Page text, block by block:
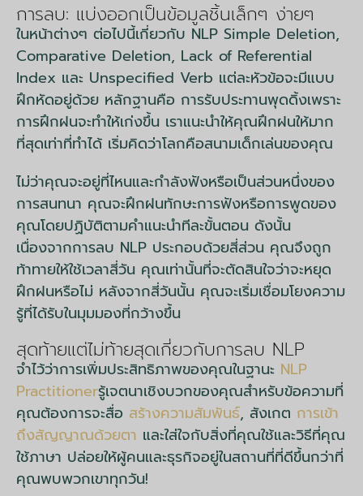
การลบ: แบ่งออกเป็นข้อมูลชิ้นเล็กๆ ง่ายๆ
ในหน้าต่างๆ ต่อไปนี้เกี่ยวกับ NLP Simple Deletion,
Comparative Deletion, Lack of Referential
Index และ Unspecified Verb แต่ละหัวข้อจะมีแบบ
ฝึกหัดอยู่ด้วย หลักฐานคือ การรับประทานพุดดิ้งเพราะ
การฝึกฝนจะทำให้เก่งขึ้น เราแนะนำให้คุณฝึกฝนให้มาก
ที่สุดเท่าที่ทำได้ เริ่มคิดว่าโลกคือสนามเด็กเล่นของคุณ
ไม่ว่าคุณจะอยู่ที่ไหนและกำลังฟังหรือเป็นส่วนหนึ่งของ
การสนทนา คุณจะฝึกฝนทักษะการฟังหรือการพูดของ
คุณโดยปฏิบัติตามคำแนะนำทีละขั้นตอน ดังนั้น
เนื่องจากการลบ NLP ประกอบด้วยสี่ส่วน คุณจึงถูก
ท้าทายให้ใช้เวลาสี่วัน คุณเท่านั้นที่จะตัดสินใจว่าจะหยุด
ฝึกฝนหรือไม่ หลังจากสี่วันนั้น คุณจะเริ่มเชื่อมโยงความ
รู้ที่ได้รับในมุมมองที่กว้างขึ้น
สุดท้ายแต่ไม่ท้ายสุดเกี่ยวกับการลบ NLP
จำไว้ว่าการเพิ่มประสิทธิภาพของคุณในฐานะ NLP
Practitionerรู้เจตนาเชิงบวกของคุณสำหรับข้อความที่
คุณต้องการจะสื่อ สร้างความสัมพันธ์, สังเกต การเข้า
ถึงสัญญาณด้วยตา และใส่ใจกับสิ่งที่คุณใช้และวิธีที่คุณ
ใช้ภาษา ปล่อยให้ผู้คนและธุรกิจอยู่ในสถานที่ที่ดีขึ้นกว่าที่
คุณพบพวกเขาทุกวัน!